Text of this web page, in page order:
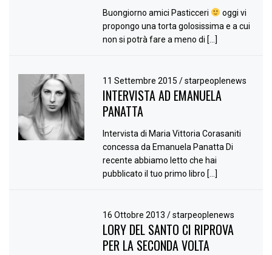
Buongiorno amici Pasticceri
oggi vi
propongo una torta golosissima e a cui
non si potrà fare a meno di […]
11 Settembre 2015/ starpeoplenews
INTERVISTA AD EMANUELA
PANATTA
Intervista di Maria Vittoria Corasaniti
concessa da Emanuela Panatta Di
recente abbiamo letto che hai
pubblicato il tuo primo libro […]
16 Ottobre 2013/ starpeoplenews
LORY DEL SANTO CI RIPROVA
PER LA SECONDA VOLTA